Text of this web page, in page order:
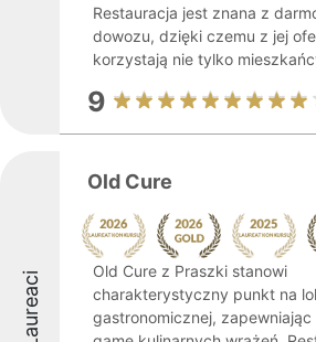
Restauracja jest znana z
dowozu, dzięki czemu z jej
korzystają nie tylko
9
Laureaci
Old Cure
Old Cure z Praszki stanowi
charakterystyczny punkt na
gastronomicznej, zapewniając